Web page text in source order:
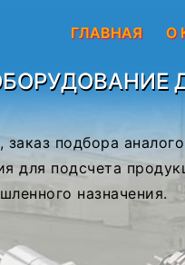
ГЛАВНАЯ О
подбора
для подсчета
назначения.